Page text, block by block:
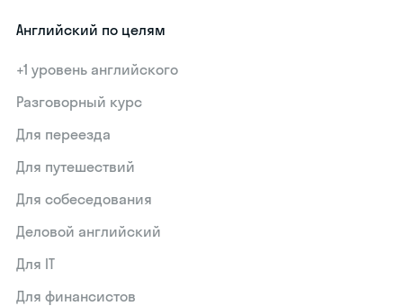
Английский по целям
+1 уровень английского
Разговорный курс
Для переезда
Для путешествий
Для собеседования
Деловой английский
Для IT
Для финансистов